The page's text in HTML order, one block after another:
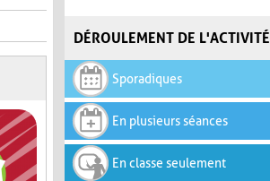
DÉROULEMENT DE L'ACTIVITÉ
Sporadiques
En plusieurs séances
En classe seulement